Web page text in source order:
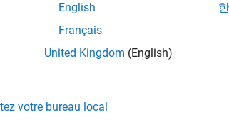
Recevez des
English
Français
United Kingdom (English)
votre bureau local